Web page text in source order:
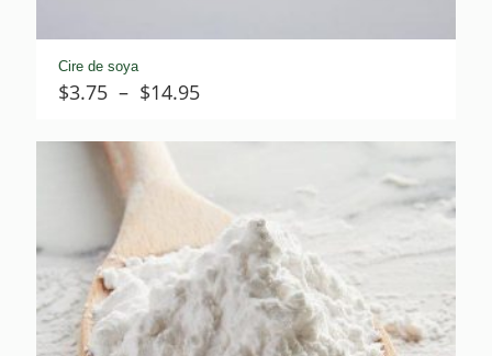
Cire de soya
$3.75 – $14.95Plage
$14.95